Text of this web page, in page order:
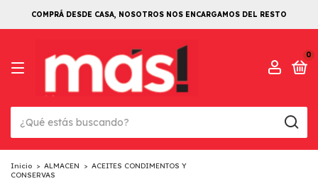
COMPRÁ DESDE CASA, NOSOTROS NOS ENCARGAMOS DEL RESTO
0
Inicio > ALMACEN > ACEITES CONDIMENTOS Y
CONSERVAS